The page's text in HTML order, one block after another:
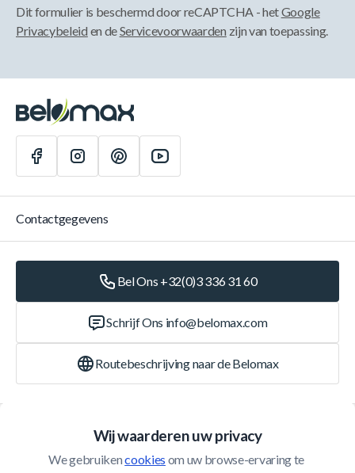
Wij waarderen uw privacy
We gebruiken cookies om uw browse-ervaring te
Dit formulier is beschermd door reCAPTCHA - hetGoogle
Privacybeleid en deServicevoorwaarden zijn van toepassing.
Contactgegevens
Bel Ons +32(0)3 336 31 60
Schrijf Ons info@belomax.com
Routebeschrijving naar de Belomax